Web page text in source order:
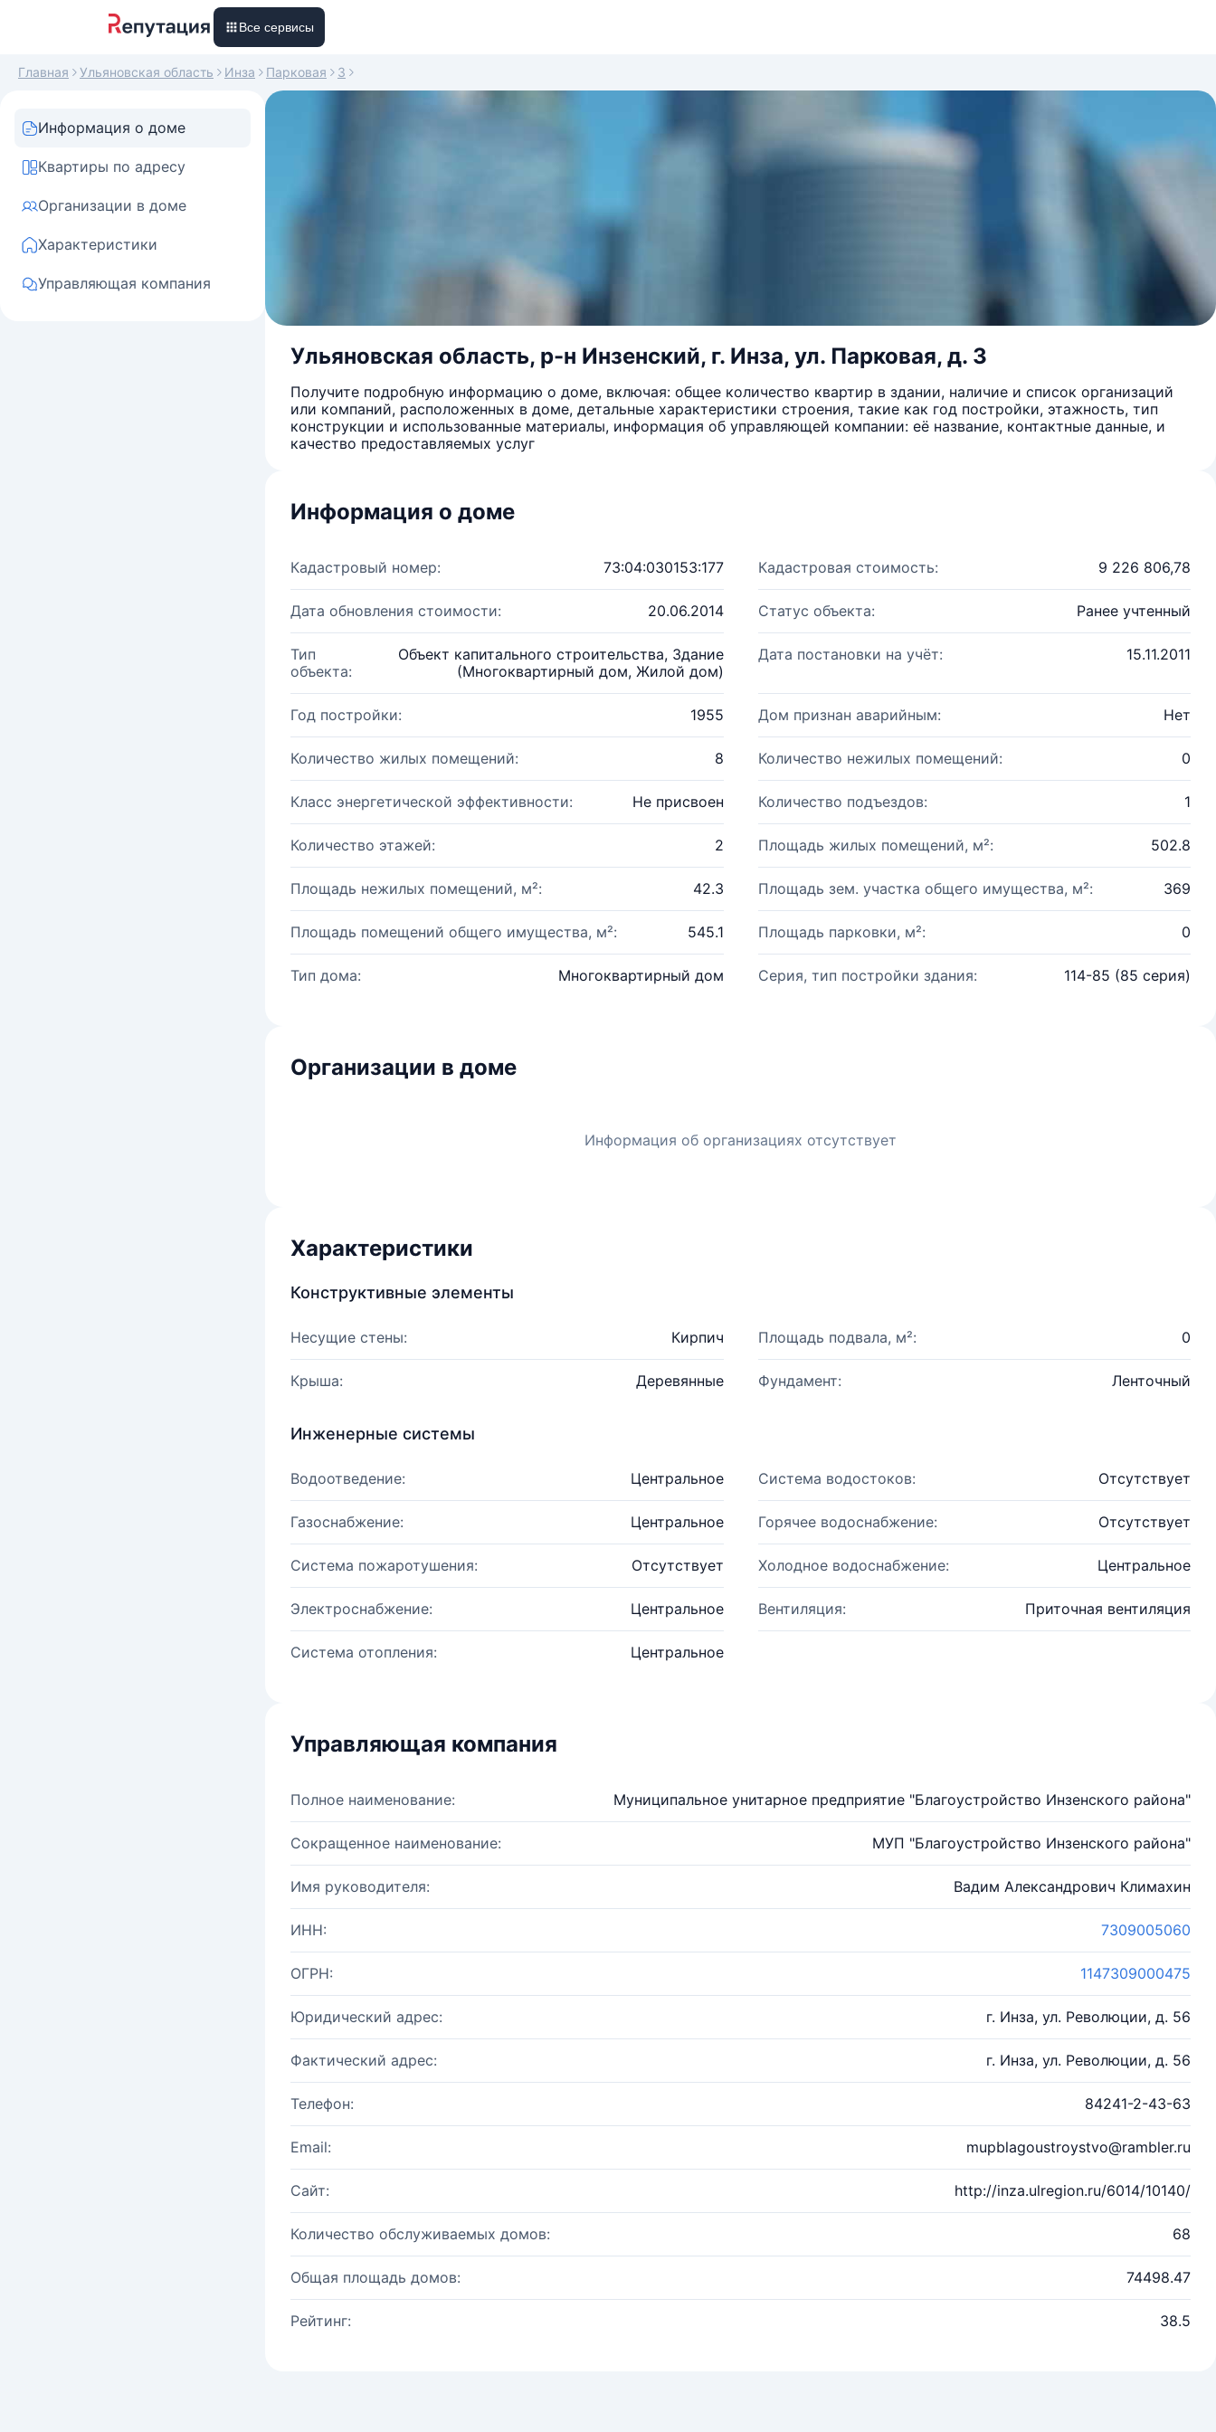
Все сервисы
Главная Ульяновская область Инза Парковая 3
Информация о доме
Квартиры по адресу
Организации в доме
Характеристики
Управляющая компания
Ульяновская область, р-н Инзенский, г. Инза, ул. Парковая, д. 3
Получите подробную информацию о доме, включая: общее количество квартир в здании, наличие и список организаций
или компаний, расположенных в доме, детальные характеристики строения, такие как год постройки, этажность, тип
конструкции и использованные материалы, информация об управляющей компании: её название, контактные данные, и
качество предоставляемых услуг
Информация о доме
Кадастровый номер: 73:04:030153:177 Кадастровая стоимость: 9 226 806,78
Дата обновления стоимости: 20.06.2014 Статус объекта: Ранее учтенный
Тип
объекта:
Объект капитального строительства, Здание
(Многоквартирный дом, Жилой дом)
Дата постановки на учёт: 15.11.2011
Год постройки: 1955 Дом признан аварийным: Нет
Количество жилых помещений: 8 Количество нежилых помещений: 0
Класс энергетической эффективности: Не присвоен Количество подъездов: 1
Количество этажей: 2 Площадь жилых помещений, м²: 502.8
Площадь нежилых помещений, м²: 42.3 Площадь зем. участка общего имущества, м²: 369
Площадь помещений общего имущества, м²: 545.1 Площадь парковки, м²: 0
Тип дома: Многоквартирный дом Серия, тип постройки здания: 114-85 (85 серия)
Организации в доме
Информация об организациях отсутствует
Характеристики
Конструктивные элементы
Несущие стены: Кирпич Площадь подвала, м²: 0
Крыша: Деревянные Фундамент: Ленточный
Инженерные системы
Водоотведение: Центральное Система водостоков: Отсутствует
Газоснабжение: Центральное Горячее водоснабжение: Отсутствует
Система пожаротушения: Отсутствует Холодное водоснабжение: Центральное
Электроснабжение: Центральное Вентиляция: Приточная вентиляция
Система отопления: Центральное
Управляющая компания
Полное наименование: Муниципальное унитарное предприятие "Благоустройство Инзенского района"
Сокращенное наименование: МУП "Благоустройство Инзенского района"
Имя руководителя: Вадим Александрович Климахин
ИНН: 7309005060
ОГРН: 1147309000475
Юридический адрес: г. Инза, ул. Революции, д. 56
Фактический адрес: г. Инза, ул. Революции, д. 56
Телефон: 84241-2-43-63
Email: mupblagoustroystvo@rambler.ru
Сайт: http://inza.ulregion.ru/6014/10140/
Количество обслуживаемых домов: 68
Общая площадь домов: 74498.47
Рейтинг: 38.5